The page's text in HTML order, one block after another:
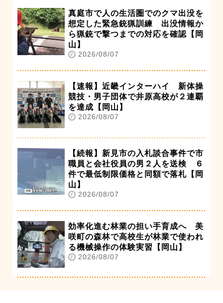
真庭市で人の生活圏でのクマ出没を
想定した緊急銃猟訓練 出没情報か
ら猟銃で撃つまでの対応を確認【岡
山】
2026/08/07
【速報】近畿インターハイ 新体操
競技・男子団体で井原高校が２連覇
を達成【岡山】
2026/08/07
【続報】新見市の入札談合事件で市
職員と会社役員の男２人を送検 ６
件で最低制限価格と同額で落札【岡
山】
2026/08/07
効率化進む林業の担い手育成へ 美
咲町の森林で高校生が林業で使われ
る機械操作の体験実習【岡山】
2026/08/07